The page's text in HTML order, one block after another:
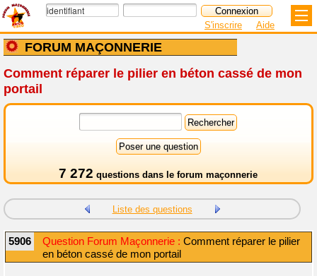
FORUM MAÇONNERIE
S'inscrire Aide
Comment réparer le pilier en béton cassé de mon
portail
7 272 questions dans le forum maçonnerie
Liste des questions
5906 Question Forum Maçonnerie : Comment réparer le pilier
en béton cassé de mon portail